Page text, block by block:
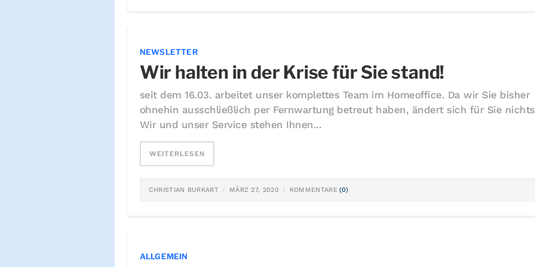
NEWSLETTER
Wir halten in der Krise für Sie stand!
seit dem 16.03. arbeitet unser komplettes Team im Homeoffice. Da wir Sie bisher
ohnehin ausschließlich per Fernwartung betreut haben, ändert sich für Sie
Wir und unser Service stehen Ihnen...
WEITERLESEN
CHRISTIAN BURKART MÄRZ 27, 2020 KOMMENTARE (0)
ALLGEMEIN